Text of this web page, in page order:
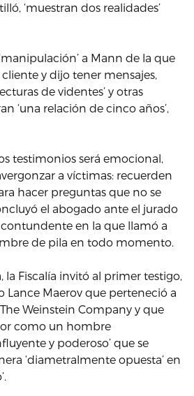
‘muestran dos realidades’
a Mann de la que
cliente y dijo tener mensajes,
de videntes’ y otras
‘una relación de cinco años’,
testimonios será emocional,
a víctimas: recuerden
hacer preguntas que no se
el abogado ante el jurado
en la que llamó a
de pila en todo momento.
la Fiscalía invitó al primer testigo,
Lance Maerov que perteneció a
Weinstein Company y que
como un hombre
y poderoso’ que se
‘diametralmente opuesta’ en